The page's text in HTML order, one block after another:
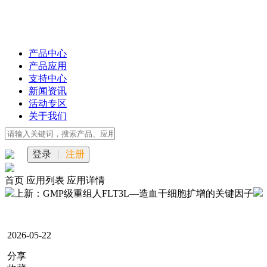
产品中心
产品应用
支持中心
新闻资讯
活动专区
关于我们
登录 注册
首页 应用列表 应用详情
上新：GMP级重组人FLT3L—造血干细胞扩增的关键因子
2026-05-22
分享